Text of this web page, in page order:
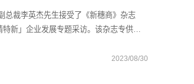
总裁李英杰先生接受了《新穗商》杂志
特新」企业发展专题采访。该杂志专供广
提供决策参考。通过该杂志的报道，有效
2023/08/30